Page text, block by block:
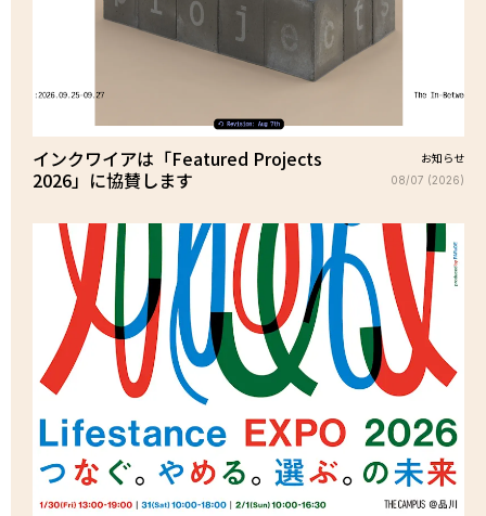
インクワイアは「Featured Projects
2026」に協賛します
お知らせ
08/07 (2026)